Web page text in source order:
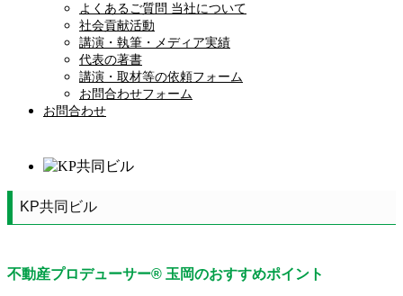
よくあるご質問 当社について
社会貢献活動
講演・執筆・メディア実績
代表の著書
講演・取材等の依頼フォーム
お問合わせフォーム
お問合わせ
KP共同ビル
不動産プロデューサー® 玉岡のおすすめポイント